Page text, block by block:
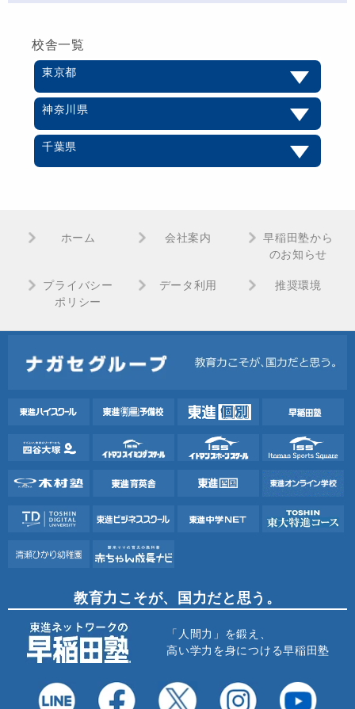
校舎一覧
東京都
神奈川県
千葉県
ホーム 会社案内
早稲田塾から
のお知らせ
プライバシー
ポリシー
データ利用 推奨環境
教育力こそが、国力だと思う。
「人間力」を鍛え、
高い学力を身につける早稲田塾